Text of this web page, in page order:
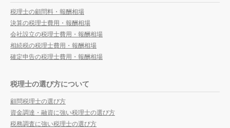
税理士の顧問料・報酬相場
決算の税理士費用・報酬相場
会社設立の税理士費用・報酬相場
相続税の税理士費用・報酬相場
確定申告の税理士費用・報酬相場
税理士の選び方について
顧問税理士の選び方
資金調達・融資に強い税理士の選び方
税務調査に強い税理士の選び方